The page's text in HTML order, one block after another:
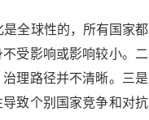
全球性的，所有国家都
受影响或影响较小。二
理路径并不清晰。三是
致个别国家竞争和对抗